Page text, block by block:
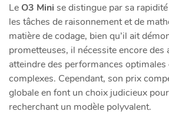
Le O3 Mini se distingue par sa
les tâches de raisonnement et de
matière de codage, bien qu’il ait
prometteuses, il nécessite encore
atteindre des performances optimales
complexes. Cependant, son prix
globale en font un choix judicieux
recherchant un modèle polyvalent.